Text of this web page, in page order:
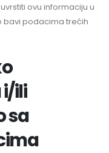
ovu informaciju u
bavi podacima trećih
ili
sa